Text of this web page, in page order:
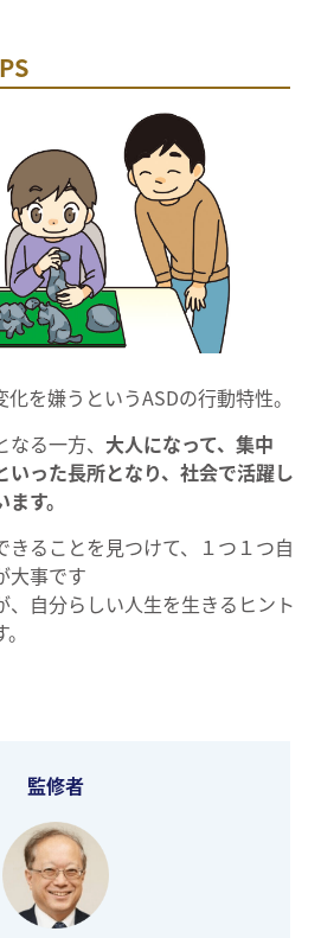
を嫌うというASDの行動特性。
る一方、 大人になって、集中
いった長所となり、社会で活躍し
す。
ることを見つけて、１つ１つ自
大事です
自分らしい人生を生きるヒント
監修者